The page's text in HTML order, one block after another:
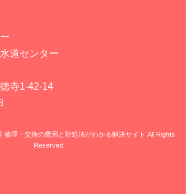
道センター
寺1-42-14
修理・交換の費用と対処法がわかる解決サイト All Rights
Reserved.